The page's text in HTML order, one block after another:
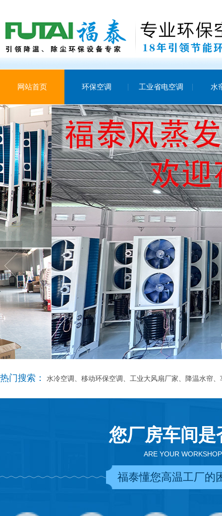
网站首页 环保空调 工业省电空调 水
热门搜索： 水冷空调、移动环保空调、工业大风扇厂家、降温水帘
您厂房车间
ARE YOUR
福泰懂您高温工厂的